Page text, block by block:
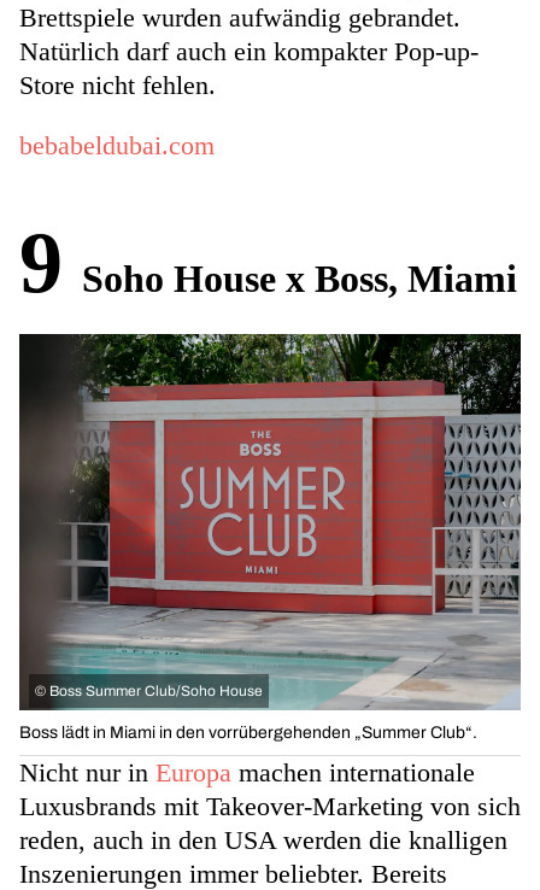
Brettspiele wurden aufwändig gebrandet.
Natürlich darf auch ein kompakter Pop-up-
Store nicht fehlen.
bebabeldubai.com
9 Soho House x Boss, Miami
© Boss Summer Club/Soho House
Boss lädt in Miami in den vorrübergehenden „Summer Club“.
Nicht nur in Europa machen internationale
Luxusbrands mit Takeover-Marketing von sich
reden, auch in den USA werden die knalligen
Inszenierungen immer beliebter. Bereits